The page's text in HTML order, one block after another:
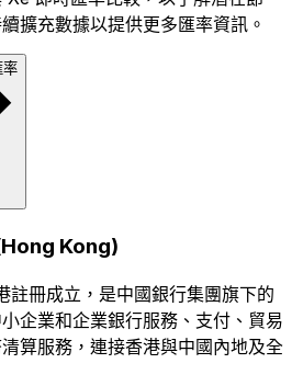
擴充數據以提供更多匯率資訊。
率
Kong)
註冊成立，是中國銀行集團旗下的
企業和企業銀行服務、支付、貿易
算服務，連接香港與中國內地及全